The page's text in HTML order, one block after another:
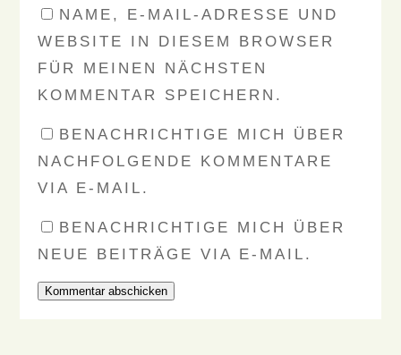
NAME, E-MAIL-ADRESSE UND
WEBSITE IN DIESEM BROWSER
FÜR MEINEN NÄCHSTEN
KOMMENTAR SPEICHERN.
BENACHRICHTIGE MICH ÜBER
NACHFOLGENDE KOMMENTARE
VIA E-MAIL.
BENACHRICHTIGE MICH ÜBER
NEUE BEITRÄGE VIA E-MAIL.
Kommentar abschicken